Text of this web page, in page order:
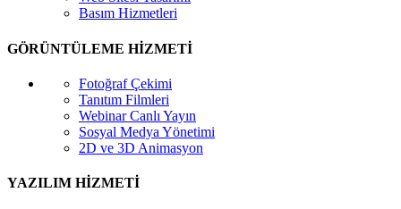
Basım Hizmetleri
GÖRÜNTÜLEME HİZMETİ
Fotoğraf Çekimi
Tanıtım Filmleri
Webinar Canlı Yayın
Sosyal Medya Yönetimi
2D ve 3D Animasyon
YAZILIM HİZMETİ